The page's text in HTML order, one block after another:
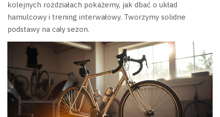
kolejnych rozdziałach pokażemy, jak dbać o układ
hamulcowy i trening interwałowy. Tworzymy solidne
podstawy na cały sezon.